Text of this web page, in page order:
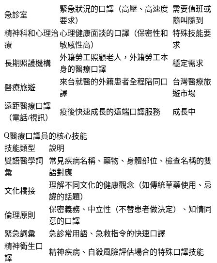
急診室
緊急狀況的口譯（高壓、高速度
要求）
需要值班或
隨叫隨到
精神科和心理治
療
心理健康面談的口譯（保密性和
敏感性高）
特殊技能要
求
長期照護機構
外籍勞工照顧老人，外籍勞工本
身的醫療口譯
穩定需求
醫療旅遊
來台就醫的外籍患者全程陪同口
譯
台灣醫療旅
遊市場
遠距醫療口譯
（電話/視訊）
疫後快速成長的遠端口譯服務 成長中
醫療口譯員的核心技能
技能類型
說明
雙語醫學詞
彙
常見疾病名稱、藥物、身體部位、檢查名稱的雙
語對應
文化橋接
理解不同文化的健康觀念（如傳統草藥使用、忌
諱的話題）
倫理原則
保密義務、中立性（不替患者做決定）、知情同
意的口譯
緊急詞彙
急診常用語、急救指令的快速口譯
精神衛生口
譯
精神疾病、自殺風險評估場合的特殊口譯技能